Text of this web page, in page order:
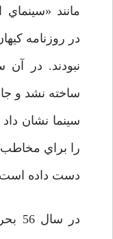
مانند
در روزنامه كيهان مورخ 25
نبودند. در
ساخته نشد و
سینما نشان
را براي
دست داده
در